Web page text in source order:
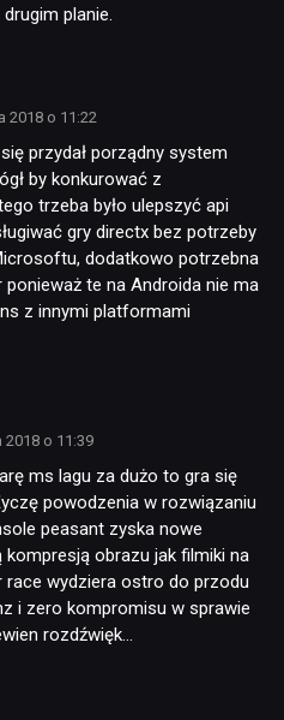
planie.
2018 o 11:22
przydał porządny system
by konkurować z
trzeba było ulepszyć api
gry directx bez potrzeby
dodatkowo potrzebna
te na Androida nie ma
z innymi platformami
o 11:39
ms lagu za dużo to gra się
powodzenia w rozwiązaniu
peasant zyska nowe
obrazu jak filmiki na
race wydziera ostro do przodu
i zero kompromisu w sprawie
rozdźwięk…